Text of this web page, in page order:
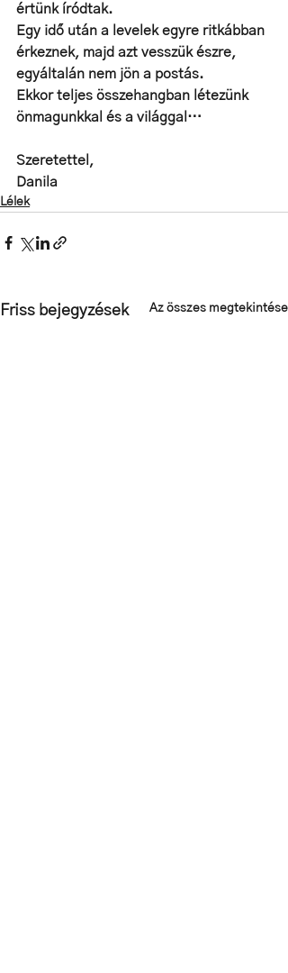
értünk íródtak.
Egy idő után a levelek egyre ritkábban
érkeznek, majd azt vesszük észre,
egyáltalán nem jön a postás.
Ekkor teljes összehangban létezünk
önmagunkkal és a világgal…
Szeretettel,
Danila
Lélek
Friss bejegyzések Az összes megtekintése